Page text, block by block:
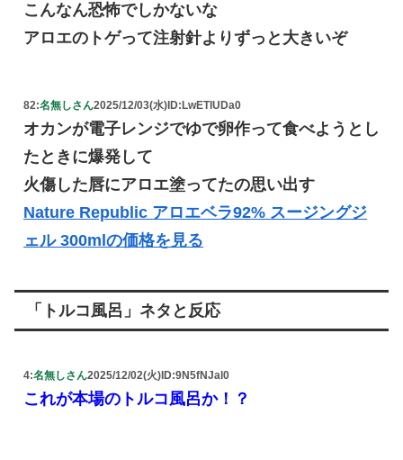
こんなん恐怖でしかないな
アロエのトゲって注射針よりずっと大きいぞ
82:名無しさん2025/12/03(水) ID:LwETlUDa0
オカンが電子レンジでゆで卵作って食べようとし
たときに爆発して
火傷した唇にアロエ塗ってたの思い出す
Nature Republic アロエベラ92% スージングジ
ェル 300mlの価格を見る
「トルコ風呂」ネタと反応
4:名無しさん2025/12/02(火) ID:9N5fNJal0
これが本場のトルコ風呂か！？